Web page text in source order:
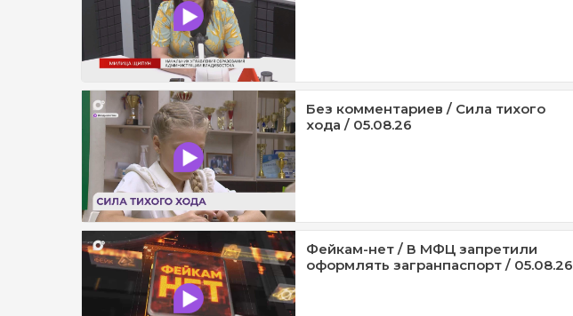
Без комментариев / Сила тихого
хода / 05.08.26
Фейкам-нет / В МФЦ запретили
оформлять загранпаспорт / 05.08.26